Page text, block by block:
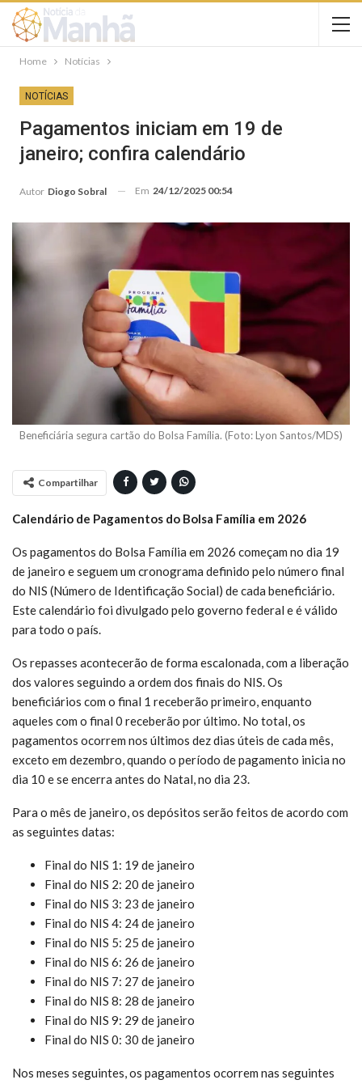
Home Notícias
NOTÍCIAS
Pagamentos iniciam em 19 de
janeiro; confira calendário
Autor Diogo Sobral Em 24/12/2025 00:54
Beneficiária segura cartão do Bolsa Família. (Foto: Lyon Santos/MDS)
Compartilhar
Calendário de Pagamentos do Bolsa Família em 2026
Os pagamentos do Bolsa Família em 2026 começam no dia 19
de janeiro e seguem um cronograma definido pelo número final
do NIS (Número de Identificação Social) de cada beneficiário.
Este calendário foi divulgado pelo governo federal e é válido
para todo o país.
Os repasses acontecerão de forma escalonada, com a liberação
dos valores seguindo a ordem dos finais do NIS. Os
beneficiários com o final 1 receberão primeiro, enquanto
aqueles com o final 0 receberão por último. No total, os
pagamentos ocorrem nos últimos dez dias úteis de cada mês,
exceto em dezembro, quando o período de pagamento inicia no
dia 10 e se encerra antes do Natal, no dia 23.
Para o mês de janeiro, os depósitos serão feitos de acordo com
as seguintes datas:
Final do NIS 1: 19 de janeiro
Final do NIS 2: 20 de janeiro
Final do NIS 3: 23 de janeiro
Final do NIS 4: 24 de janeiro
Final do NIS 5: 25 de janeiro
Final do NIS 6: 26 de janeiro
Final do NIS 7: 27 de janeiro
Final do NIS 8: 28 de janeiro
Final do NIS 9: 29 de janeiro
Final do NIS 0: 30 de janeiro
Nos meses seguintes, os pagamentos ocorrem nas seguintes